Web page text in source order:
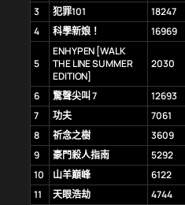
3
犯罪101 18247
4
科學新娘！ 16969
5
ENHYPEN [WALK
THE LINE SUMMER
EDITION]
2030
6 驚聲尖叫 7 12693
7
功夫 7061
8
祈念之樹 3609
9
豪門殺人指南 5292
10
山羊巔峰 6122
11
天眼浩劫 4744